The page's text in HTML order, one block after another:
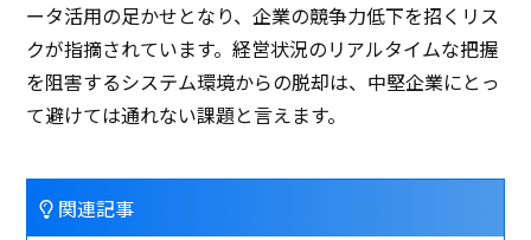
ータ活用の足かせとなり、企業の競争力低下を招くリス
クが指摘されています。経営状況のリアルタイムな把握
を阻害するシステム環境からの脱却は、中堅企業にとっ
て避けては通れない課題と言えます。
関連記事